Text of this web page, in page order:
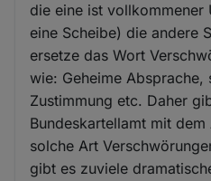
die eine ist vollkommener
eine Scheibe) die andere
ersetze das Wort
wie: Geheime Absprache,
Zustimmung etc. Daher
Bundeskartellamt mit
solche Art
gibt es zuviele